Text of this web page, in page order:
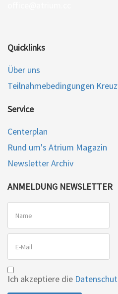
Quicklinks
Über uns
Teilnahmebedingungen
Service
Centerplan
Rund um's Atrium Magazin
Newsletter Archiv
ANMELDUNG NEWSLETTER
Ich akzeptiere die